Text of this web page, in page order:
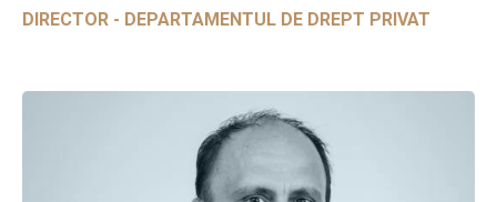
DIRECTOR - DEPARTAMENTUL DE DREPT PRIVAT